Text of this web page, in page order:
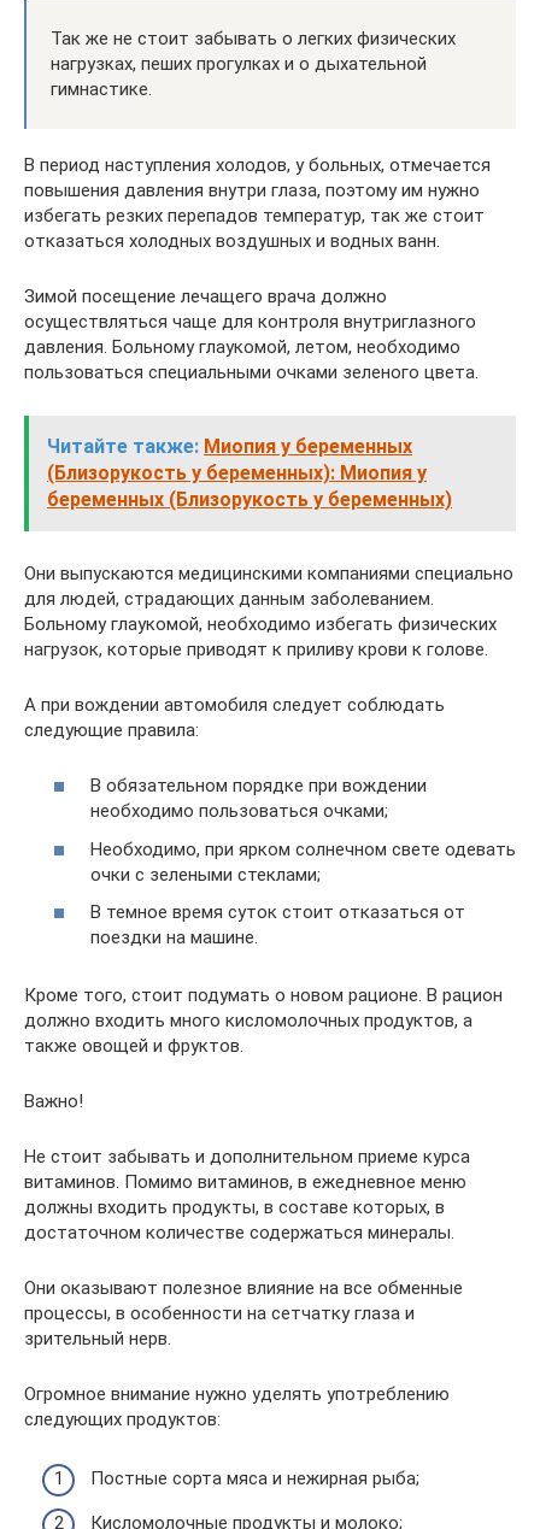
Так же не стоит забывать о легких физических
нагрузках, пеших прогулках и о дыхательной
гимнастике.
В период наступления холодов, у больных, отмечается
повышения давления внутри глаза, поэтому им нужно
избегать резких перепадов температур, так же стоит
отказаться холодных воздушных и водных ванн.
Зимой посещение лечащего врача должно
осуществляться чаще для контроля внутриглазного
давления. Больному глаукомой, летом, необходимо
пользоваться специальными очками зеленого цвета.
Читайте также: Миопия у беременных
(Близорукость у беременных): Миопия у
беременных (Близорукость у беременных)
Они выпускаются медицинскими компаниями специально
для людей, страдающих данным заболеванием.
Больному глаукомой, необходимо избегать физических
нагрузок, которые приводят к приливу крови к голове.
А при вождении автомобиля следует соблюдать
следующие правила:
В обязательном порядке при вождении
необходимо пользоваться очками;
Необходимо, при ярком солнечном свете одевать
очки с зелеными стеклами;
В темное время суток стоит отказаться от
поездки на машине.
Кроме того, стоит подумать о новом рационе. В рацион
должно входить много кисломолочных продуктов, а
также овощей и фруктов.
Важно!
Не стоит забывать и дополнительном приеме курса
витаминов. Помимо витаминов, в ежедневное меню
должны входить продукты, в составе которых, в
достаточном количестве содержаться минералы.
Они оказывают полезное влияние на все обменные
процессы, в особенности на сетчатку глаза и
зрительный нерв.
Огромное внимание нужно уделять употреблению
следующих продуктов:
Постные сорта мяса и нежирная рыба;
Кисломолочные продукты и молоко;